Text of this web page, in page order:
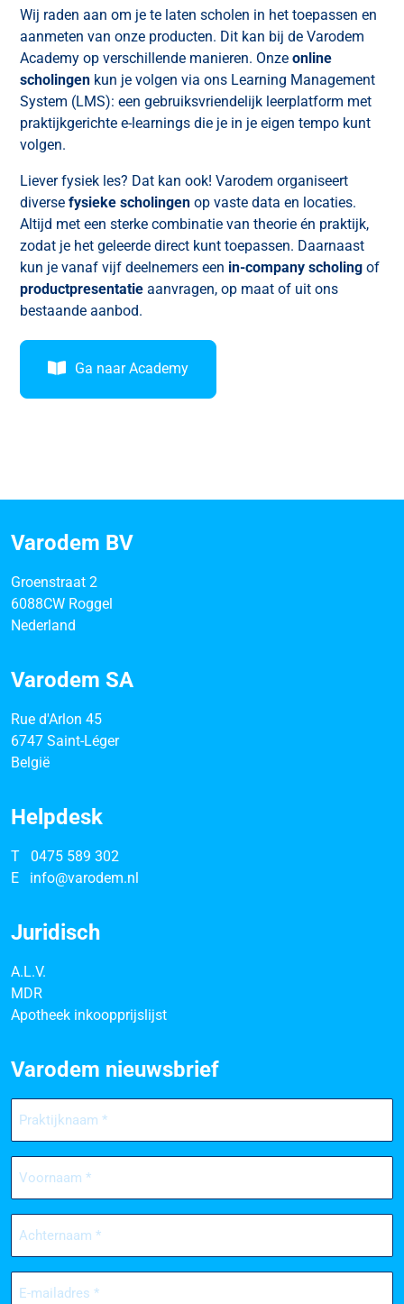
Wij raden aan om je te laten scholen in het toepassen en
aanmeten van onze producten. Dit kan bij de Varodem
Academy op verschillende manieren. Onze online
scholingen kun je volgen via ons Learning Management
System (LMS): een gebruiksvriendelijk leerplatform met
praktijkgerichte e-learnings die je in je eigen tempo kunt
volgen.
Liever fysiek les? Dat kan ook! Varodem organiseert
diverse fysieke scholingen op vaste data en locaties.
Altijd met een sterke combinatie van theorie én praktijk,
zodat je het geleerde direct kunt toepassen. Daarnaast
kun je vanaf vijf deelnemers een in-company scholing of
productpresentatie aanvragen, op maat of uit ons
bestaande aanbod.
Ga naar Academy
Varodem BV
Groenstraat 2
6088CW Roggel
Nederland
Varodem SA
Rue d'Arlon 45
6747 Saint-Léger
België
Helpdesk
T
0475 589 302
E
info@varodem.nl
Juridisch
A.L.V.
MDR
Apotheek inkoopprijslijst
Varodem nieuwsbrief
Praktijknaam
(Vereist)
Voornaam
(Vereist)
Achternaam
(Vereist)
E-
mailadres